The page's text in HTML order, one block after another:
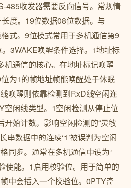
485收发器需要反向信号。常规情
度。19位数据08位数据。与
式。9位模式常用于多机通信第9
3WAKE唤醒条件选择。1地址标
机通信的核心。在地址标记唤醒
为1的帧地址帧能唤醒处于休眠
唤醒则依靠检测到RxD线空闲连
空闲线类型。1空闲检测从停止位
开始计数。影响空闲检测的“灵敏
串数据中的连续‘1’被误判为空闲
同步。通常在多机通信中设为1
使能。1启用校验位。用于简单的
中会插入一个校验位。0PTY奇